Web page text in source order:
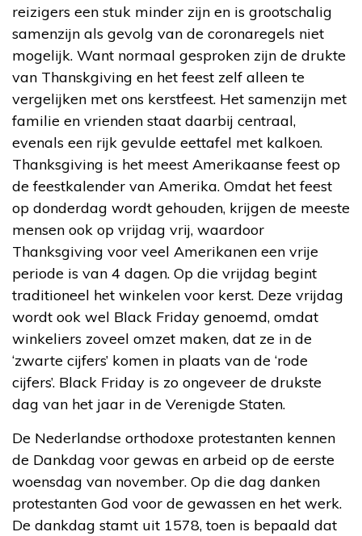
reizigers een stuk minder zijn en is grootschalig
samenzijn als gevolg van de coronaregels niet
mogelijk. Want normaal gesproken zijn de drukte
van Thanskgiving en het feest zelf alleen te
vergelijken met ons kerstfeest. Het samenzijn met
familie en vrienden staat daarbij centraal,
evenals een rijk gevulde eettafel met kalkoen.
Thanksgiving is het meest Amerikaanse feest op
de feestkalender van Amerika. Omdat het feest
op donderdag wordt gehouden, krijgen de meeste
mensen ook op vrijdag vrij, waardoor
Thanksgiving voor veel Amerikanen een vrije
periode is van 4 dagen. Op die vrijdag begint
traditioneel het winkelen voor kerst. Deze vrijdag
wordt ook wel Black Friday genoemd, omdat
winkeliers zoveel omzet maken, dat ze in de
‘zwarte cijfers’ komen in plaats van de ‘rode
cijfers’. Black Friday is zo ongeveer de drukste
dag van het jaar in de Verenigde Staten.
De Nederlandse orthodoxe protestanten kennen
de Dankdag voor gewas en arbeid op de eerste
woensdag van november. Op die dag danken
protestanten God voor de gewassen en het werk.
De dankdag stamt uit 1578, toen is bepaald dat